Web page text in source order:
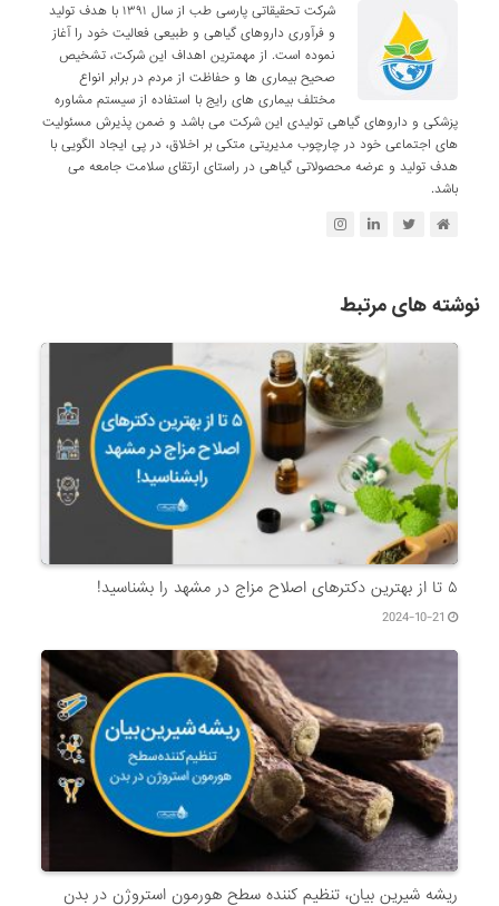
شرکت تحقیقاتی پارسی طب از سال ۱۳۹۱ با هدف تولید
و فرآوری داروهای گیاهی و طبیعی فعالیت خود را آغاز
نموده است. از مهمترین اهداف این شرکت، تشخیص
صحیح بیماری ها و حفاظت از مردم در برابر انواع
مختلف بیماری های رایج با استفاده از سیستم مشاوره
پزشکی و داروهای گیاهی تولیدی این شرکت می باشد و ضمن پذیرش مسئولیت
های اجتماعی خود در چارچوب مدیریتی متکی بر اخلاق، در پی ایجاد الگویی با
هدف تولید و عرضه محصولاتی گیاهی در راستای ارتقای سلامت جامعه می
باشد.
نوشته های مرتبط
۵ تا از بهترین دکتر‌های اصلاح مزاج در مشهد را بشناسید!
2024-10-21
ریشه شیرین بیان، تنظیم کننده سطح هورمون استروژن در بدن